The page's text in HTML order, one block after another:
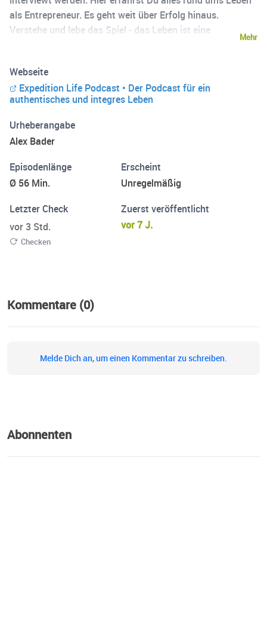
als Entrepreneur. Es geht weit über Erfolg hinaus.
Verstehe und lebe das Spiel - das Leben ist eine
die großartigste Expedition ihres Lebens zu erleben – Tag
für Tag. Umgib dich mit Mentoren und glücklichen
Menschen (in allen 7 Lebensbereichen) - dein Umfeld!
Schön, dass Du reinhörst und dabei bist! |
http://expeditionlife.show
Mehr
Webseite
Expedition Life Podcast • Der Podcast für ein
authentisches und integres Leben
Urheberangabe
Alex Bader
Episodenlänge
Ø 56 Min.
Erscheint
Unregelmäßig
Letzter Check
vor 3 Std.
Checken
Zuerst veröffentlicht
vor 7 J.
Kommentare (0)
Melde Dich an, um einen Kommentar zu schreiben.
Abonnenten